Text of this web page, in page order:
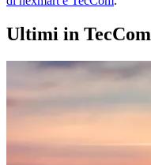
Ultimi in TecCom